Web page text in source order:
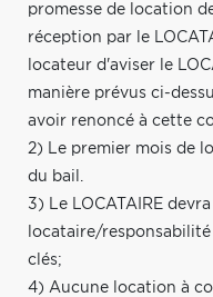
promesse de location
réception par le
locateur d'aviser le
manière prévus ci-
avoir renoncé à cette
2) Le premier mois de
du bail.
3) Le LOCATAIRE
locataire/
clés;
4) Aucune location à